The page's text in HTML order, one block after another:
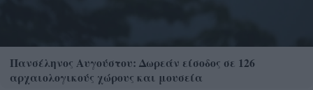
Πανσέληνος Αυγούστου: Δωρεάν είσοδος σε 126
αρχαιολογικούς χώρους και μουσεία